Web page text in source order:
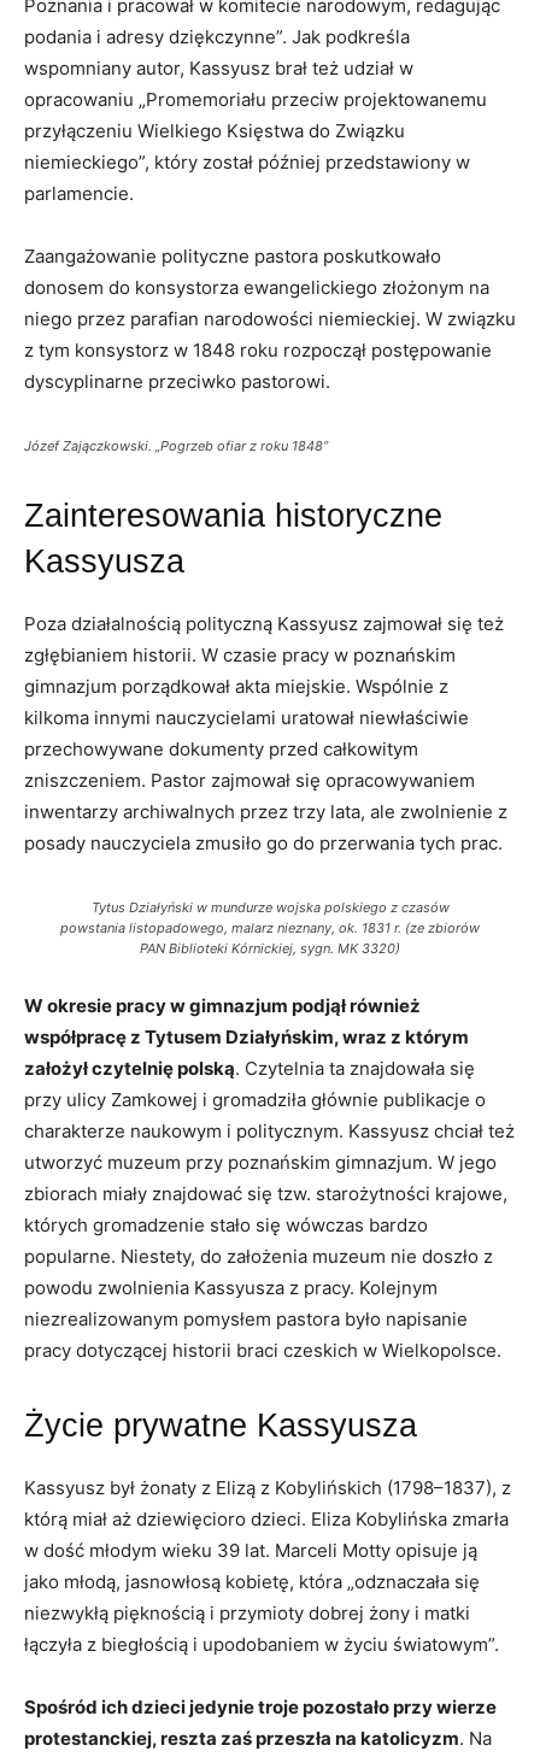
Poznania i pracował w komitecie narodowym, redagując
podania i adresy dziękczynne”. Jak podkreśla
wspomniany autor, Kassyusz brał też udział w
opracowaniu „Promemoriału przeciw projektowanemu
przyłączeniu Wielkiego Księstwa do Związku
niemieckiego”, który został później przedstawiony w
parlamencie.
Zaangażowanie polityczne pastora poskutkowało
donosem do konsystorza ewangelickiego złożonym na
niego przez parafian narodowości niemieckiej. W związku
z tym konsystorz w 1848 roku rozpoczął postępowanie
dyscyplinarne przeciwko pastorowi.
Józef Zajączkowski. „Pogrzeb ofiar z roku 1848”
Zainteresowania historyczne
Kassyusza
Poza działalnością polityczną Kassyusz zajmował się też
zgłębianiem historii. W czasie pracy w poznańskim
gimnazjum porządkował akta miejskie. Wspólnie z
kilkoma innymi nauczycielami uratował niewłaściwie
przechowywane dokumenty przed całkowitym
zniszczeniem. Pastor zajmował się opracowywaniem
inwentarzy archiwalnych przez trzy lata, ale zwolnienie z
posady nauczyciela zmusiło go do przerwania tych prac.
Tytus Działyński w mundurze wojska polskiego z czasów
powstania listopadowego, malarz nieznany, ok. 1831 r. (ze zbiorów
PAN Biblioteki Kórnickiej, sygn. MK 3320)
W okresie pracy w gimnazjum podjął również
współpracę z Tytusem Działyńskim, wraz z którym
założył czytelnię polską. Czytelnia ta znajdowała się
przy ulicy Zamkowej i gromadziła głównie publikacje o
charakterze naukowym i politycznym. Kassyusz chciał też
utworzyć muzeum przy poznańskim gimnazjum. W jego
zbiorach miały znajdować się tzw. starożytności krajowe,
których gromadzenie stało się wówczas bardzo
popularne. Niestety, do założenia muzeum nie doszło z
powodu zwolnienia Kassyusza z pracy. Kolejnym
niezrealizowanym pomysłem pastora było napisanie
pracy dotyczącej historii braci czeskich w Wielkopolsce.
Życie prywatne Kassyusza
Kassyusz był żonaty z Elizą z Kobylińskich (1798–1837), z
którą miał aż dziewięcioro dzieci. Eliza Kobylińska zmarła
w dość młodym wieku 39 lat. Marceli Motty opisuje ją
jako młodą, jasnowłosą kobietę, która „odznaczała się
niezwykłą pięknością i przymioty dobrej żony i matki
łączyła z biegłością i upodobaniem w życiu światowym”.
Spośród ich dzieci jedynie troje pozostało przy wierze
protestanckiej, reszta zaś przeszła na katolicyzm. Na